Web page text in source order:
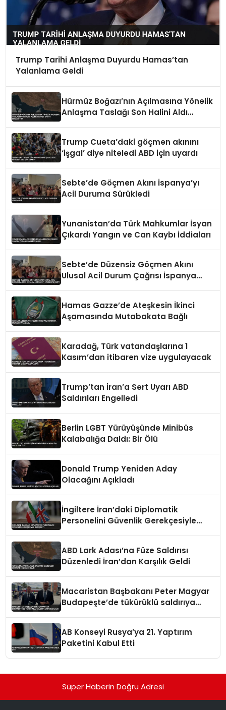
Trump Tarihi Anlaşma Duyurdu Hamas’tan
Yalanlama Geldi
Hürmüz Boğazı’nın Açılmasına Yönelik
Anlaşma Taslağı Son Halini Aldı
Trump Cueta’daki göçmen akınını
‘işgal’ diye niteledi ABD için uyardı
Sebte’de Göçmen Akını İspanya’yı
Acil Duruma Sürükledi
Yunanistan’da Türk Mahkumlar İsyan
Çıkardı Yangın ve Can Kaybı İddiaları
Sebte’de Düzensiz Göçmen Akını
Ulusal Acil Durum Çağrısı İspanya
Hamas Gazze’de Ateşkesin İkinci
Aşamasında Mutabakata Bağlı
Karadağ, Türk vatandaşlarına 1
Kasım’dan itibaren vize uygulayacak
Trump’tan İran’a Sert Uyarı ABD
Saldırıları Engelledi
Berlin LGBT Yürüyüşünde Minibüs
Kalabalığa Daldı: Bir Ölü
Donald Trump Yeniden Aday
Olacağını Açıkladı
İngiltere İran’daki Diplomatik
Personelini Güvenlik Gerekçesiyle
ABD Lark Adası’na Füze Saldırısı
Düzenledi İran’dan Karşılık Geldi
Macaristan Başbakanı Peter Magyar
Budapeşte’de tükürüklü saldırıya
AB Konseyi Rusya’ya 21. Yaptırım
Paketini Kabul Etti
Süper Haberin Doğru Adresi